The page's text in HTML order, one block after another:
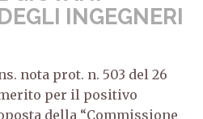
INGEGNERI
nota prot. n. 503 del 26
per il positivo
della “Commissione